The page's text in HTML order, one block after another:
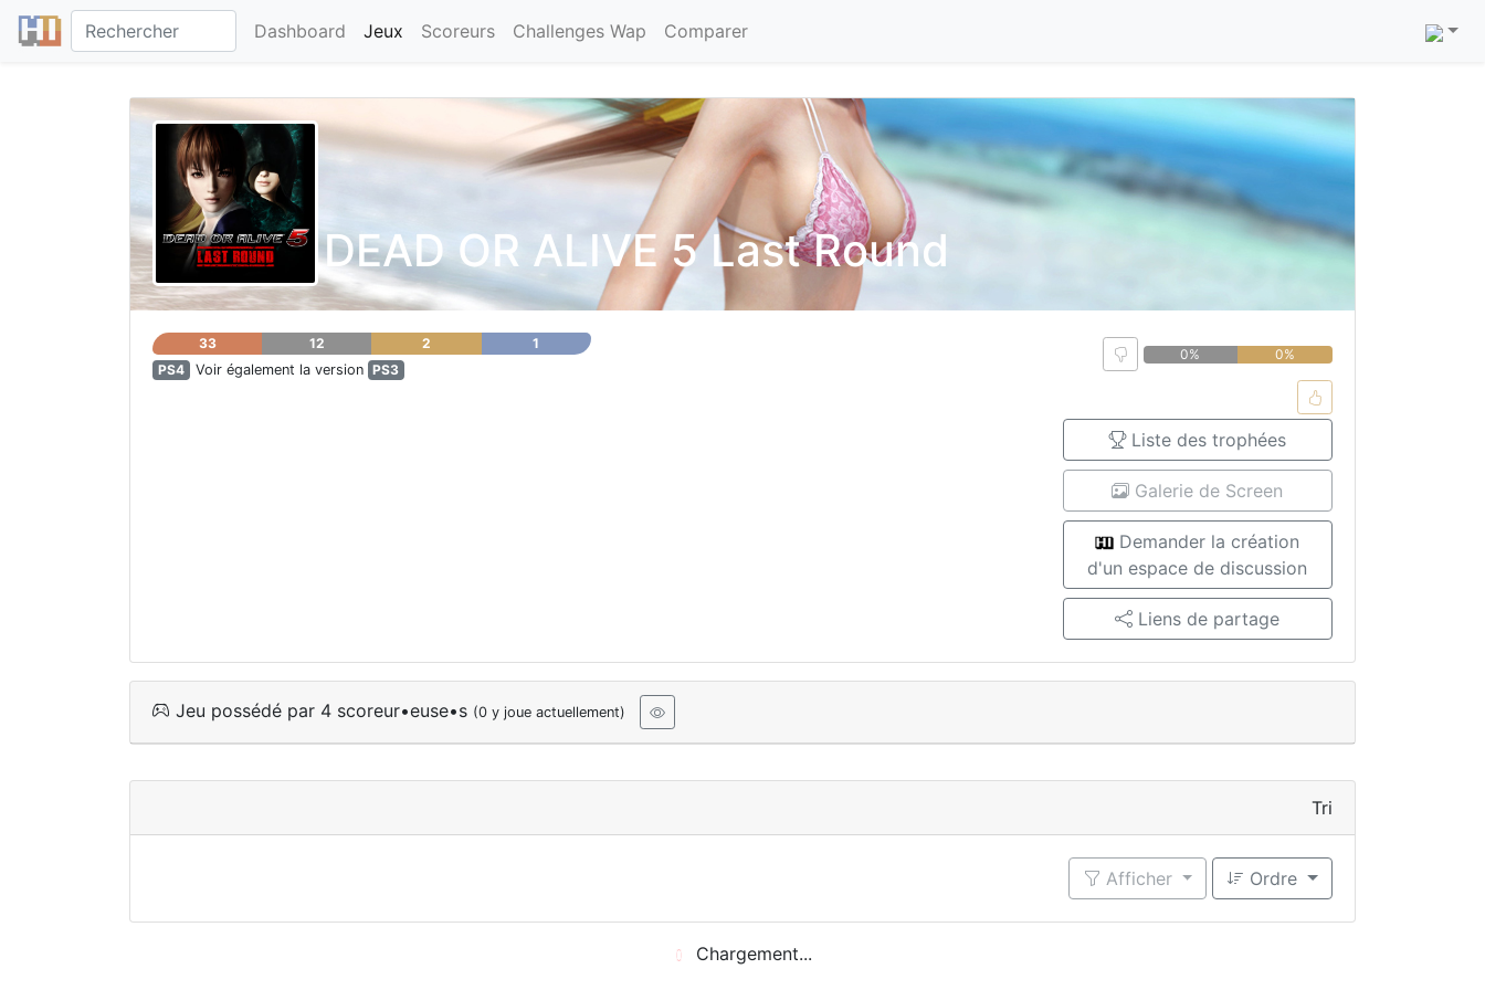
Dashboard Jeux Scoreurs Challenges Wap Comparer
DEAD OR ALIVE 5 Last Round
33 12 2
1
PS4
Voir également la version PS3
0% 0%
Liste des trophées
Galerie de Screen
Demander la création
d'un espace de discussion
Liens de partage
Jeu possédé par 4 scoreur•euse•s (0 y joue actuellement)
Tri
Afficher Ordre
Chargement...